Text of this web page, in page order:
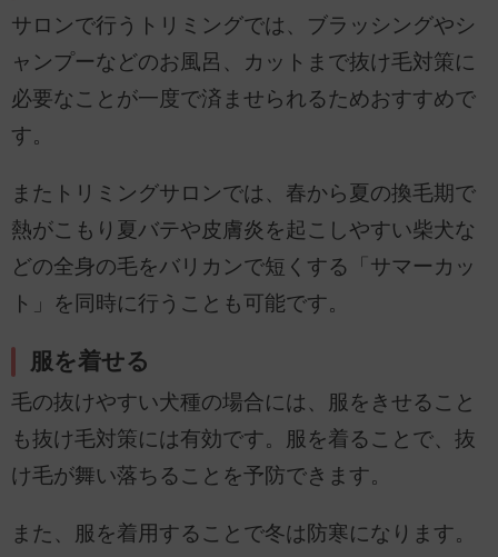
サロンで行うトリミングでは、ブラッシングやシ
ャンプーなどのお風呂、カットまで抜け毛対策に
必要なことが一度で済ませられるためおすすめで
す。
またトリミングサロンでは、春から夏の換毛期で
熱がこもり夏バテや皮膚炎を起こしやすい柴犬な
どの全身の毛をバリカンで短くする「サマーカッ
ト」を同時に行うことも可能です。
服を着せる
毛の抜けやすい犬種の場合には、服をきせること
も抜け毛対策には有効です。服を着ることで、抜
け毛が舞い落ちることを予防できます。
また、服を着用することで冬は防寒になります。